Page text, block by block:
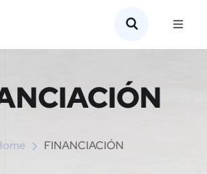
FINANCIACIÓN